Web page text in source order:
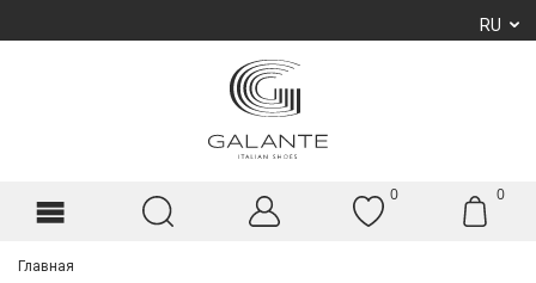
RU
0 0
Главная